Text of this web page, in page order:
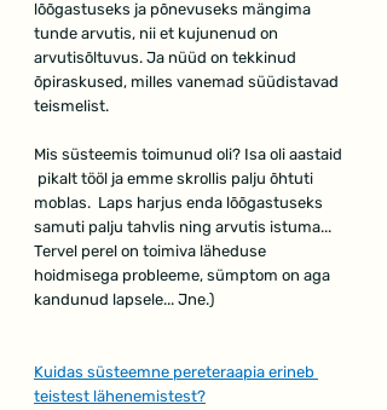
lõõgastuseks ja põnevuseks mängima
tunde arvutis, nii et kujunenud on
arvutisõltuvus. Ja nüüd on tekkinud
õpiraskused, milles vanemad süüdistavad
teismelist.
Mis süsteemis toimunud oli? Isa oli aastaid
pikalt tööl ja emme skrollis palju õhtuti
moblas.  Laps harjus enda lõõgastuseks
samuti palju tahvlis ning arvutis istuma...
Tervel perel on toimiva läheduse
hoidmisega probleeme, sümptom on aga
kandunud lapsele... Jne.)
Kuidas süsteemne pereteraapia erineb
teistest lähenemistest?